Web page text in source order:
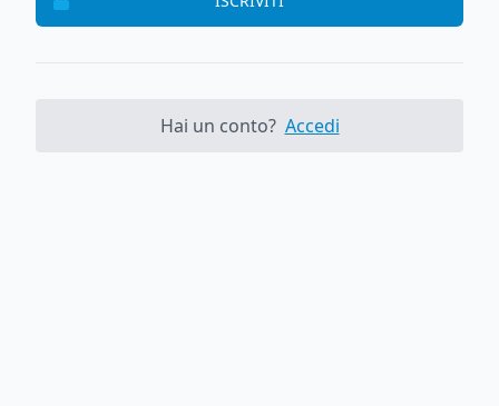
Hai un conto? Accedi